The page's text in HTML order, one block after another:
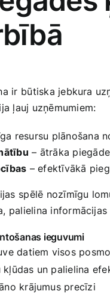
ir⁣ būtiska jebkura
ļauj uzņēmumiem:
resursu plānošana
– ātrāka
– efektīvākā
spēlē nozīmīgu
palielina
ieguvumi
datiem visos
kļūdas un palielina
krājumus precīzi